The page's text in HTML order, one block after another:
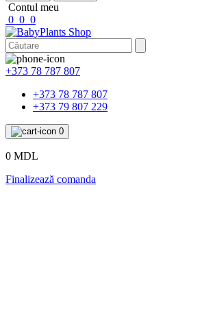
Contul meu
0 0 0
+373 78 787 807
+373 78 787 807
+373 79 807 229
0
0 MDL
Finalizează comanda